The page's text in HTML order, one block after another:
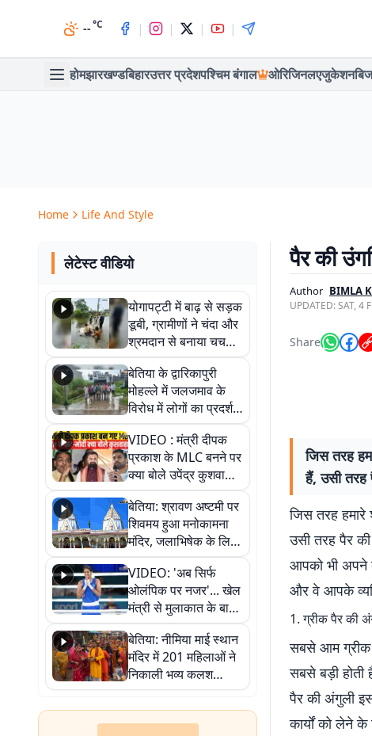
--°C | | | |
होमझारखण्डबिहारउत्तर प्रदेशपश्चिम बंगाल ओरिजिनलएजुकेशन
Home Life And Style
लेटेस्ट वीडियो
योगापट्टी में बाढ़ से सड़क
डूबी, ग्रामीणों ने चंदा और
श्रमदान से बनाया चचरी
पुल
बेतिया के द्वारिकापुरी
मोहल्ले में जलजमाव के
विरोध में लोगों का प्रदर्शन,
स्थायी समाधान की मांग
VIDEO : मंत्री दीपक
प्रकाश के MLC बनने पर
क्या बोले उपेंद्र कुशवाहा,
सुनिए
बेतिया: श्रावण अष्टमी पर
शिवमय हुआ मनोकामना
मंदिर, जलाभिषेक के लिए
लगी लंबी कतारें
VIDEO: 'अब सिर्फ
ओलंपिक पर नजर'... खेल
मंत्री से मुलाकात के बाद
जैसमीन लंबोरिया का बड़ा
बयान
बेतिया: नीमिया माई स्थान
मंदिर में 201 महिलाओं ने
निकाली भव्य कलश
शोभायात्रा, शिवलिंग
प्राण-प्रतिष्ठा महोत्सव
शुरू
पैर की
Author BIMLA
UPDATED:SAT, 4
Share
जिस तरह
हैं, उसी तरह
जिस तरह हमारे
उसी तरह पैर
आपको भी अपने
और वे आपके
1. ग्रीक पैर की
सबसे आम ग्रीक
सबसे बड़ी
पैर की अंगुली
कार्यों को लेने